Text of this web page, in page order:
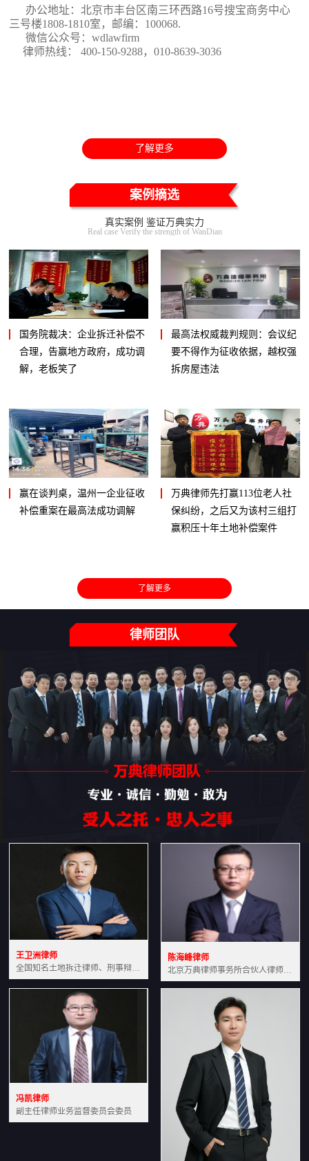
办公地址：北京市丰台区南三环西路16号搜宝商务中心
三号楼1808-1810室 ，邮编：100068.
微信公众号：wdlawfirm
律师热线： 400-150-9288，010-8639-3036
了解更多
案例摘选
真实案例 鉴证万典实力
Real case Verify the strength of WanDian
国务院裁决：企业拆迁补偿不
合理，告赢地方政府，成功调
解，老板笑了
最高法权威裁判规则：会议纪
要不得作为征收依据，越权强
拆房屋违法
赢在谈判桌，温州一企业征收
补偿重案在最高法成功调解
万典律师先打赢113位老人社
保纠纷，之后又为该村三组打
赢积压十年土地补偿案件
了解更多
律师团队
王卫洲律师
全国知名土地拆迁律师、刑事辩护律师北京万典律师事务所主任中国法学会会员北京市行政法研究会理事
陈海峰律师
北京万典律师事务所合伙人律师土地房产专业资深律师
冯凯律师
副主任律师业务监督委员会委员